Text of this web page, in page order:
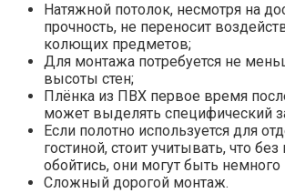
Натяжной потолок, несмотря на
прочность, не переносит
колющих предметов;
Для монтажа потребуется не
высоты стен;
Плёнка из ПВХ первое время
может выделять специфический
Если полотно используется для
гостиной, стоит учитывать, что
обойтись, они могут быть
Сложный дорогой монтаж.